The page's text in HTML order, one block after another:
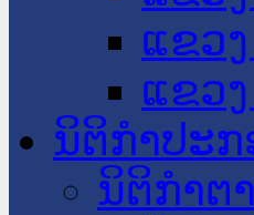
ແຂວ
ແຂວ
ນິຕິກໍາປະ
ນິຕິກໍາຕ